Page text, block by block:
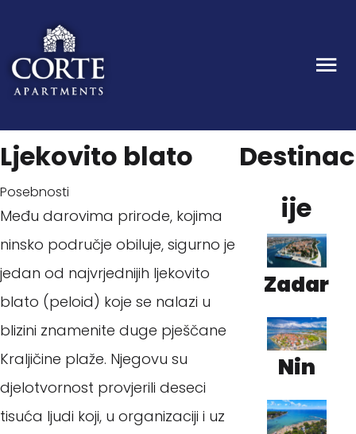
Ljekovito blato
Posebnosti
Među darovima prirode, kojima
ninsko područje obiluje, sigurno je
jedan od najvrjednijih ljekovito
blato (peloid) koje se nalazi u
blizini znamenite duge pješčane
Kraljičine plaže. Njegovu su
djelotvornost provjerili deseci
tisuća ljudi koji, u organizaciji i uz
Destinac
ije
Zadar
Nin